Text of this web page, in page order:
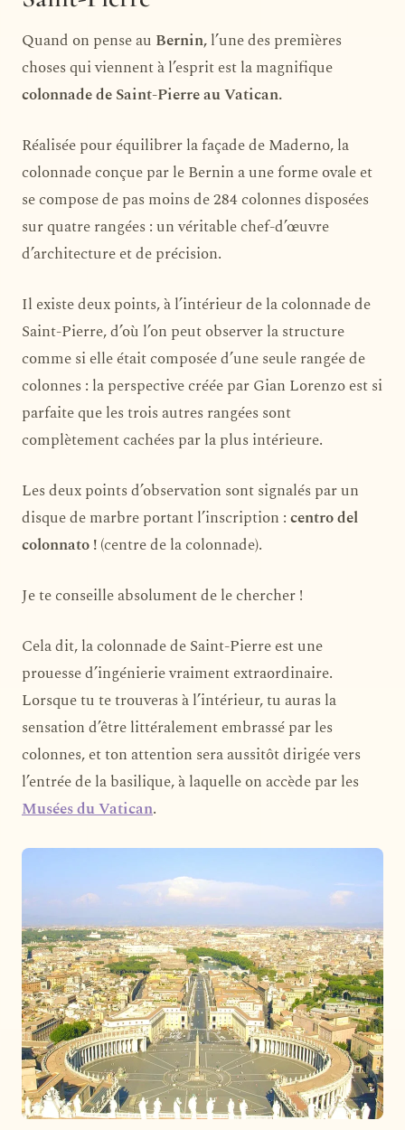
Quand on pense au Bernin,l’une des premières
choses qui viennent à l’esprit est la magnifique
colonnade de Saint-Pierre au Vatican.
Réalisée pour équilibrer la façade de Maderno, la
colonnade conçue par le Bernin a une forme ovale et
se compose de pas moins de 284 colonnes disposées
sur quatre rangées : un véritable chef-d’œuvre
d’architecture et de précision.
Il existe deux points, à l’intérieur de la colonnade de
Saint-Pierre, d’où l’on peut observer la structure
comme si elle était composée d’une seule rangée de
colonnes : la perspective créée par Gian Lorenzo est si
parfaite que les trois autres rangées sont
complètement cachées par la plus intérieure.
Les deux points d’observation sont signalés par un
disque de marbre portant l’inscription :centro del
colonnato !(centre de la colonnade).
Je te conseille absolument de le chercher !
Cela dit, la colonnade de Saint-Pierre est une
prouesse d’ingénierie vraiment extraordinaire.
Lorsque tu te trouveras à l’intérieur, tu auras la
sensation d’être littéralement embrassé par les
colonnes, et ton attention sera aussitôt dirigée vers
l’entrée de la basilique, à laquelle on accède par les
Musées du Vatican.